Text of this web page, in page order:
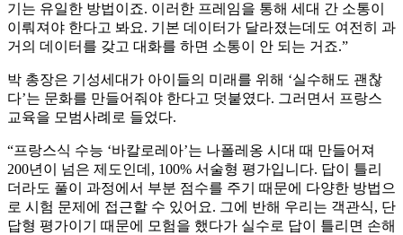
기는 유일한 방법이죠. 이러한 프레임을 통해 세대 간 소통이
이뤄져야 한다고 봐요. 기본 데이터가 달라졌는데도 여전히 과
거의 데이터를 갖고 대화를 하면 소통이 안 되는 거죠.”
박 총장은 기성세대가 아이들의 미래를 위해 ‘실수해도 괜찮
다’는 문화를 만들어줘야 한다고 덧붙였다. 그러면서 프랑스
교육을 모범사례로 들었다.
“프랑스식 수능 ‘바칼로레아’는 나폴레옹 시대 때 만들어져
200년이 넘은 제도인데, 100% 서술형 평가입니다. 답이 틀리
더라도 풀이 과정에서 부분 점수를 주기 때문에 다양한 방법으
로 시험 문제에 접근할 수 있어요. 그에 반해 우리는 객관식, 단
답형 평가이기 때문에 모험을 했다가 실수로 답이 틀리면 손해